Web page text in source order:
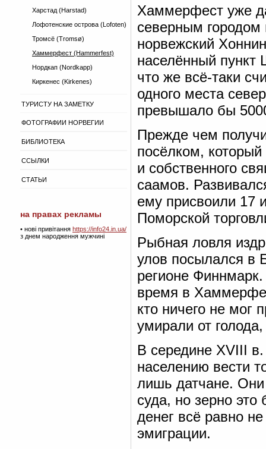
Харстад (Harstad)
Лофотенские острова (Lofoten)
Тромсё (Tromsø)
Хаммерфест (Hammerfest)
Нордкап (Nordkapp)
Киркенес (Kirkenes)
ТУРИСТУ НА ЗАМЕТКУ
ФОТОГРАФИИ НОРВЕГИИ
БИБЛИОТЕКА
ССЫЛКИ
СТАТЬИ
на правах рекламы
• нові привітання https://info24.in.ua/
з днем народження мужчині
Хаммерфест уже
северным городом
норвежский
населённый пункт
что же всё-таки
одного места
превышало бы
Прежде чем
посёлком,
и собственного
саамов.
ему присвоили 17
Поморской
Рыбная ловля
улов посылался в
регионе
время в
кто ничего не мог
умирали от
В середине XVIII
населению вести
лишь датчане.
суда, но зерно
денег всё равно
эмиграции.